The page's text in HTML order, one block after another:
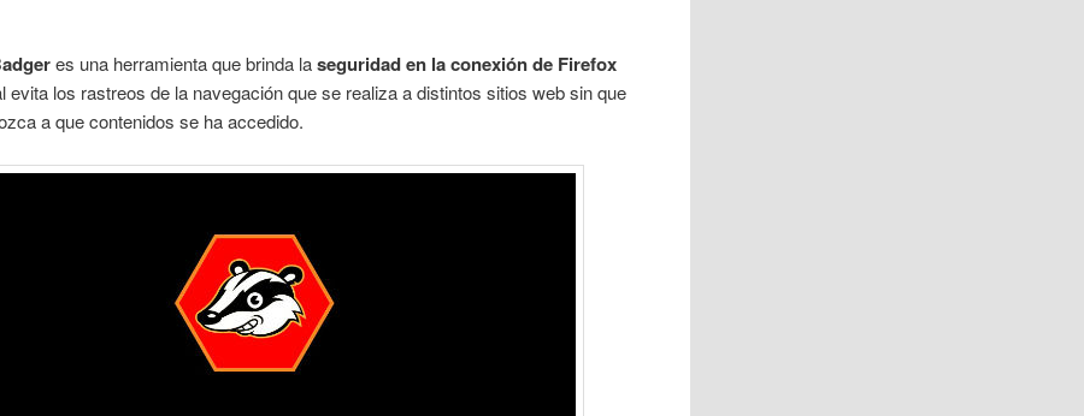
es una herramienta que brinda laseguridad en la conexión de Firefox
evita los rastreos de la navegación que se realiza a distintos sitios web sin que
a que contenidos se ha accedido.